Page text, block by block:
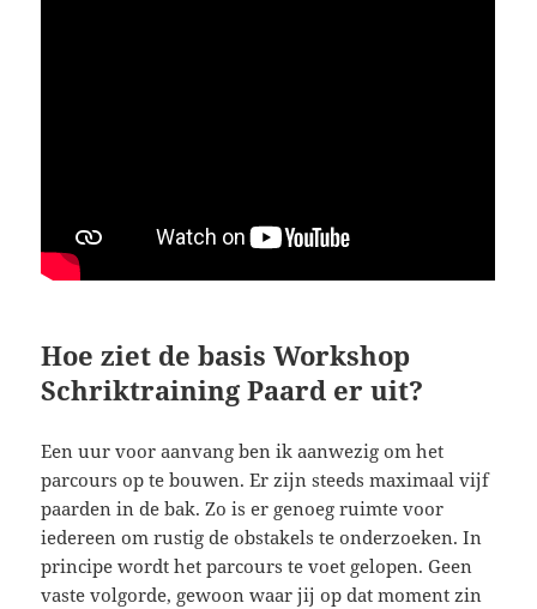
Hoe ziet de basis Workshop
Schriktraining Paard er uit?
Een uur voor aanvang ben ik aanwezig om het
parcours op te bouwen. Er zijn steeds maximaal vijf
paarden in de bak. Zo is er genoeg ruimte voor
iedereen om rustig de obstakels te onderzoeken. In
principe wordt het parcours te voet gelopen. Geen
vaste volgorde, gewoon waar jij op dat moment zin